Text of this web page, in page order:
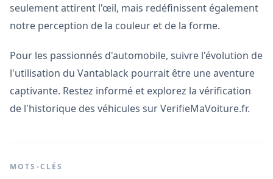
seulement attirent l'œil, mais redéfinissent également
notre perception de la couleur et de la forme.
Pour les passionnés d'automobile, suivre l'évolution de
l'utilisation du Vantablack pourrait être une aventure
captivante. Restez informé et explorez la vérification
de l'historique des véhicules sur VerifieMaVoiture.fr.
MOTS-CLÉS